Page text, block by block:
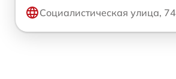
Социалистическая улица, 74